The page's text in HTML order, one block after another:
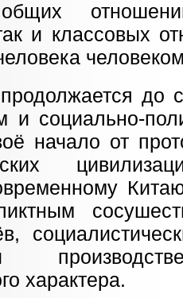
и классовых
до
и социально-
начало от
характера.